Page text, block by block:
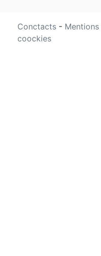
Conctacts -
coockies